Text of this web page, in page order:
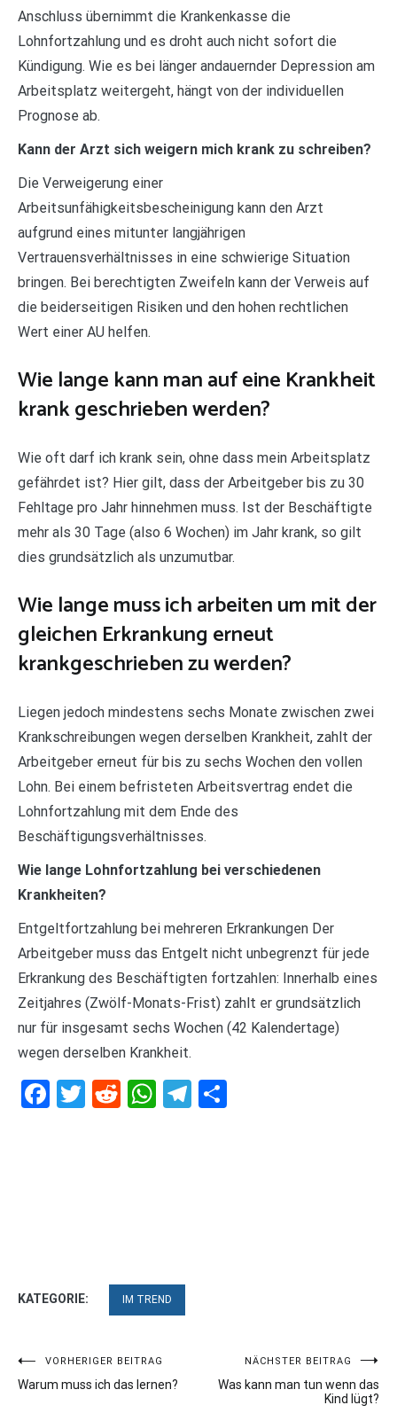
Anschluss übernimmt die Krankenkasse die
Lohnfortzahlung und es droht auch nicht sofort die
Kündigung. Wie es bei länger andauernder Depression am
Arbeitsplatz weitergeht, hängt von der individuellen
Prognose ab.
Kann der Arzt sich weigern mich krank zu schreiben?
Die Verweigerung einer
Arbeitsunfähigkeitsbescheinigung kann den Arzt
aufgrund eines mitunter langjährigen
Vertrauensverhältnisses in eine schwierige Situation
bringen. Bei berechtigten Zweifeln kann der Verweis auf
die beiderseitigen Risiken und den hohen rechtlichen
Wert einer AU helfen.
Wie lange kann man auf eine Krankheit
krank geschrieben werden?
Wie oft darf ich krank sein, ohne dass mein Arbeitsplatz
gefährdet ist? Hier gilt, dass der Arbeitgeber bis zu 30
Fehltage pro Jahr hinnehmen muss. Ist der Beschäftigte
mehr als 30 Tage (also 6 Wochen) im Jahr krank, so gilt
dies grundsätzlich als unzumutbar.
Wie lange muss ich arbeiten um mit der
gleichen Erkrankung erneut
krankgeschrieben zu werden?
Liegen jedoch mindestens sechs Monate zwischen zwei
Krankschreibungen wegen derselben Krankheit, zahlt der
Arbeitgeber erneut für bis zu sechs Wochen den vollen
Lohn. Bei einem befristeten Arbeitsvertrag endet die
Lohnfortzahlung mit dem Ende des
Beschäftigungsverhältnisses.
Wie lange Lohnfortzahlung bei verschiedenen
Krankheiten?
Entgeltfortzahlung bei mehreren Erkrankungen Der
Arbeitgeber muss das Entgelt nicht unbegrenzt für jede
Erkrankung des Beschäftigten fortzahlen: Innerhalb eines
Zeitjahres (Zwölf-Monats-Frist) zahlt er grundsätzlich
nur für insgesamt sechs Wochen (42 Kalendertage)
wegen derselben Krankheit.
Facebook
Twitter
RedditWhatsApp
Telegram
KATEGORIE: IM TREND
Beitragsnavigation
VORHERIGER BEITRAG
Warum muss ich das lernen?
NÄCHSTER BEITRAG
Was kann man tun wenn das
Kind lügt?